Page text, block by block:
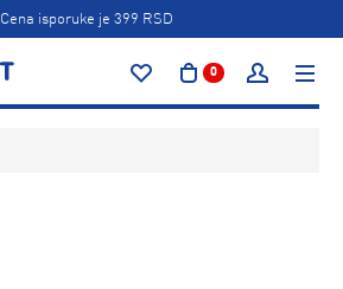
Cena isporuke je 399 RSD
0